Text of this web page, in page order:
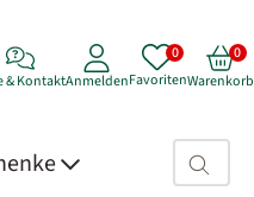
& KontaktAnmeldenFavoritenWarenkorb
Suchfeld>